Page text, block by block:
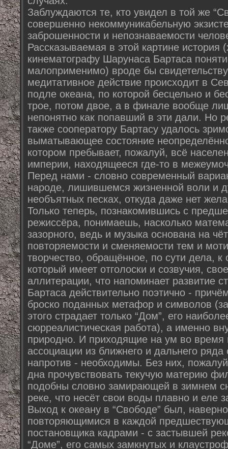
Заблуждаются те, кто увидел в той же
совершенно некоммуникабельную
заброшенности и непознаваемости
Рассказываемая в этой картине история
кинематографу Шарунаса Бартаса
малоприменимо) вроде бы
медитативное действие происходит в
подле океана, по которой бесцельно и
трое, потом двое, а в финале вообще
непонятно как попавший в эти дали. Но
также сооператору Бартасу удалось
выматывающее состояние
котором пребывает, пожалуй, всё
империи, находящееся где-то в
Перед нами - словно современный
народе, лишившемся жизненной воли и
необъятных песках, откуда даже нет
Только теперь, познакомившись с
режиссёра, понимаешь, насколько
зазорного, ведь и музыка основана на
повторяемости и сменяемости тем и
творчество, обращённое, по сути дела,
который имеет отголоски и созвучия,
аллитерации, что напоминает развитие
Бартаса действительно поэтично -
броско поданных метафор и символов
этого страдает только “Дом”, его
сюрреалистическая работа), а именно
природно. И приходящие на ум во время
ассоциации из ближнего и дальнего
напротив - необходимы. Без них,
дна прочувствовать текучую материю
подобны словно замирающей в зимнем
реке, что несёт свои воды плавно и еле
Выход к океану в “Свободе” был,
повторяющимися в каждой
постановщика кадрами - с застывшей
“Доме”, его самых замкнутых и